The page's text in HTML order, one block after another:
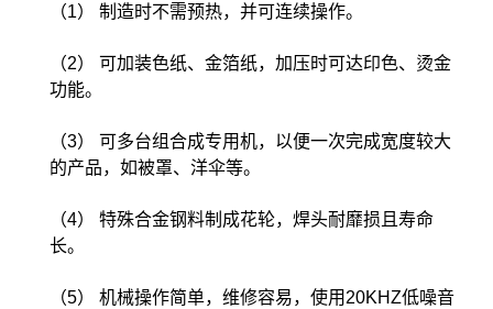
（1） 制造时不需预热，并可连续操作。
（2） 可加装色纸、金箔纸，加压时可达印色、烫金
功能。
（3） 可多台组合成专用机，以便一次完成宽度较大
的产品，如被罩、洋伞等。
（4） 特殊合金钢料制成花轮，焊头耐靡损且寿命
长。
（5） 机械操作简单，维修容易，使用20KHZ低噪音